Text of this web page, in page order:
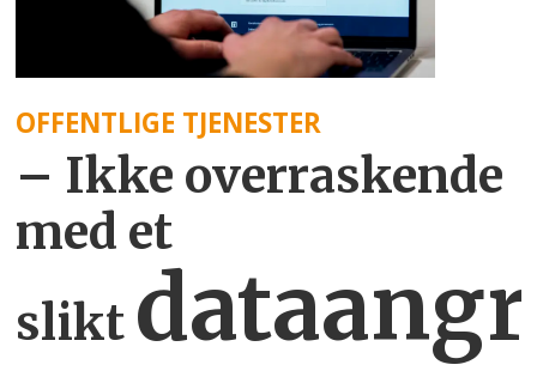
OFFENTLIGE TJENESTER
– Ikke overraskende
med et
slikt